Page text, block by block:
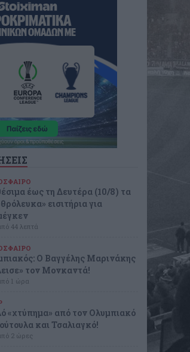
έως τη Δευτέρα (10/8) τα
εισιτήρια για
44 λεπτά
Ο Βαγγέλης Μαρινάκης
τον Μονκαντά!
1 ώρα
«χτύπημα» από τον Ολυμπιακό
και Τσαλιαγκό!
2 ώρες